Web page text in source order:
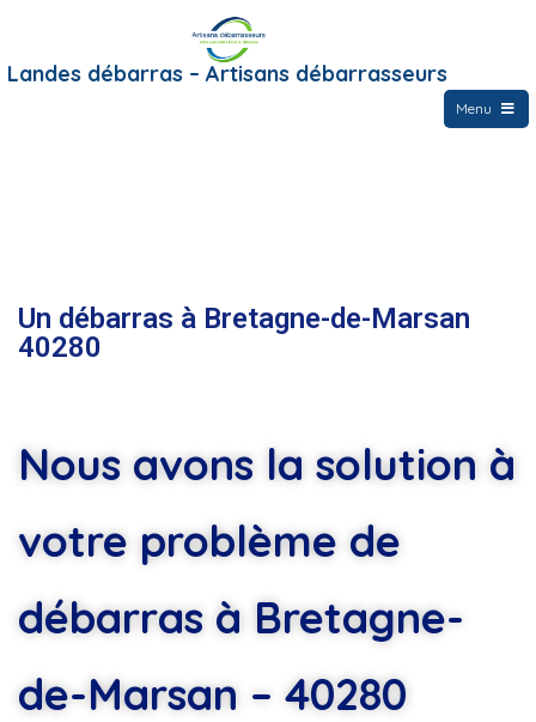
Landes débarras – Artisans débarrasseurs
Menu
Un débarras à Bretagne-de-Marsan
40280
Nous avons la solution à
votre problème de
débarras à Bretagne-
de-Marsan – 40280